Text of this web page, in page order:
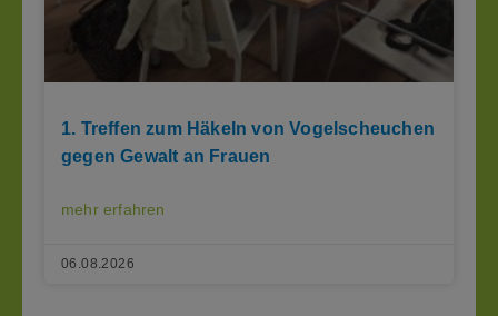
1. Treffen zum Häkeln von Vogelscheuchen
gegen Gewalt an Frauen
mehr erfahren
06.08.2026